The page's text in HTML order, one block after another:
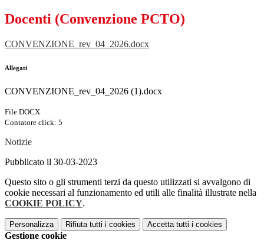
Docenti (Convenzione PCTO)
CONVENZIONE_rev_04_2026.docx
Allegati
CONVENZIONE_rev_04_2026 (1).docx
File DOCX
Contatore click: 5
Notizie
Pubblicato il 30-03-2023
Questo sito o gli strumenti terzi da questo utilizzati si avvalgono di
cookie necessari al funzionamento ed utili alle finalità illustrate nella
COOKIE POLICY.
Personalizza Rifiuta tutti i cookies Accetta tutti i cookies
Gestione cookie